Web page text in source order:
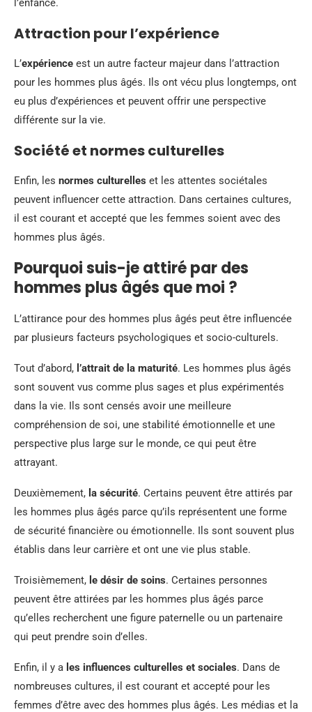
Attraction pour l’expérience
L’expérience est un autre facteur majeur dans l’attraction
pour les hommes plus âgés. Ils ont vécu plus longtemps, ont
eu plus d’expériences et peuvent offrir une perspective
différente sur la vie.
Société et normes culturelles
Enfin, les normes culturelles et les attentes sociétales
peuvent influencer cette attraction. Dans certaines cultures,
il est courant et accepté que les femmes soient avec des
hommes plus âgés.
Pourquoi suis-je attiré par des
hommes plus âgés que moi ?
L’attirance pour des hommes plus âgés peut être influencée
par plusieurs facteurs psychologiques et socio-culturels.
Tout d’abord, l’attrait de la maturité. Les hommes plus âgés
sont souvent vus comme plus sages et plus expérimentés
dans la vie. Ils sont censés avoir une meilleure
compréhension de soi, une stabilité émotionnelle et une
perspective plus large sur le monde, ce qui peut être
attrayant.
Deuxièmement, la sécurité. Certains peuvent être attirés par
les hommes plus âgés parce qu’ils représentent une forme
de sécurité financière ou émotionnelle. Ils sont souvent plus
établis dans leur carrière et ont une vie plus stable.
Troisièmement, le désir de soins. Certaines personnes
peuvent être attirées par les hommes plus âgés parce
qu’elles recherchent une figure paternelle ou un partenaire
qui peut prendre soin d’elles.
Enfin, il y a les influences culturelles et sociales. Dans de
nombreuses cultures, il est courant et accepté pour les
femmes d’être avec des hommes plus âgés. Les médias et la